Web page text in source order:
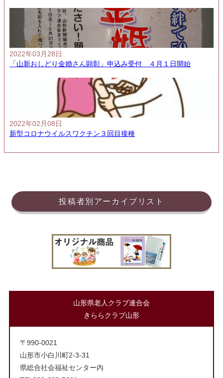
2022年03月28日
「山新おしどり金婚さん顕彰」申込み受付 ４月１日開始
2022年02月08日
新型コロナウイルスワクチン３回目接種
投稿者別アーカイブリスト
山形県老人クラブ連合会
きららクラブ山形
〒990-0021
山形市小白川町2-3-31
県総合社会福祉センター内